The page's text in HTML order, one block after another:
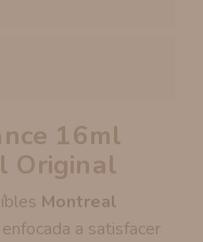
16ml
Original
Montreal
a satisfacer